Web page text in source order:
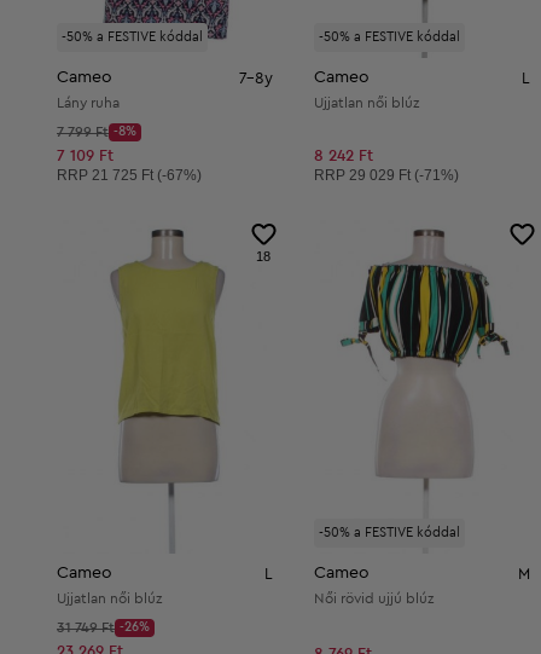
-50% a FESTIVE kóddal
Cameo 7-8y
Lány ruha
Kezdő ár:
7 799 Ft
Discount Price:
-8%
Csökkentett ár:
7 109 Ft
Ajánlott ár:
RRP 21 725 Ft (-67%)
-50% a FESTIVE kóddal
Cameo
Ujjatlan női blúz
8 242 Ft
Ajánlott ár:
RRP29 029 Ft (-71%)
18
Cameo
Ujjatlan női blúz
Kezdő ár:
31 749 Ft
Discount Price:
-26%
Csökkentett ár:
-50% a FESTIVE kóddal
Cameo M
Női rövid ujjú blúz